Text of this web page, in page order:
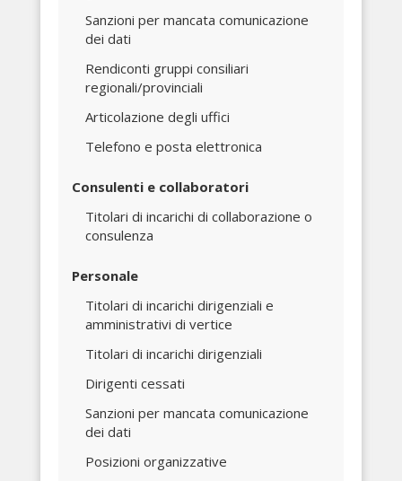
Sanzioni per mancata comunicazione
dei dati
Rendiconti gruppi consiliari
regionali/provinciali
Articolazione degli uffici
Telefono e posta elettronica
Consulenti e collaboratori
Titolari di incarichi di collaborazione o
consulenza
Personale
Titolari di incarichi dirigenziali e
amministrativi di vertice
Titolari di incarichi dirigenziali
Dirigenti cessati
Sanzioni per mancata comunicazione
dei dati
Posizioni organizzative